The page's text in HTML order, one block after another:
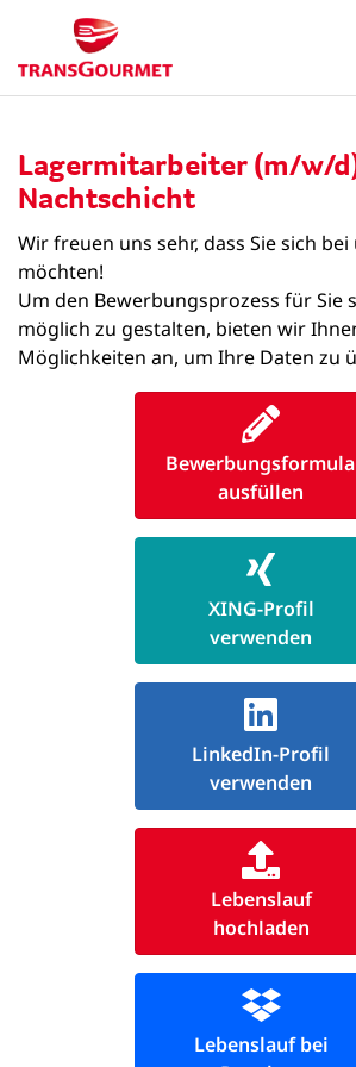
Lagermitarbeiter (m/w/
Nachtschicht
Wir freuen uns sehr, dass Sie sich
möchten!
Um den Bewerbungsprozess für Sie
möglich zu gestalten, bieten wir
Möglichkeiten an, um Ihre Daten zu
ausfüllen
XING-Profil
verwenden
LinkedIn-Profil
verwenden
Lebenslauf
hochladen
Lebenslauf bei